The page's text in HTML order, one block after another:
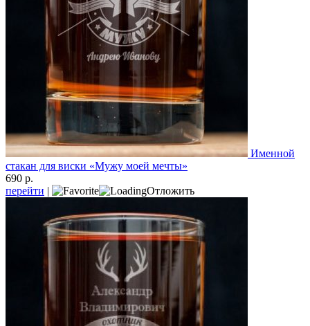
Именной
стакан для виски «Мужу моей мечты»
690 р.
перейти | Отложить